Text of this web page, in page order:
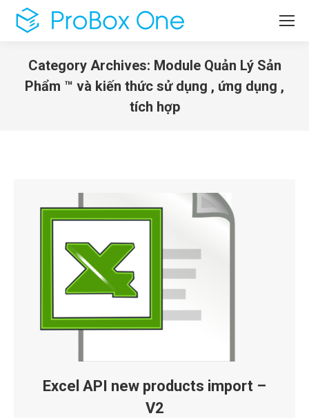
Category Archives: Module Quản Lý Sản
Phẩm ™ và kiến thức sử dụng , ứng dụng ,
tích hợp
Excel API new products import –
V2